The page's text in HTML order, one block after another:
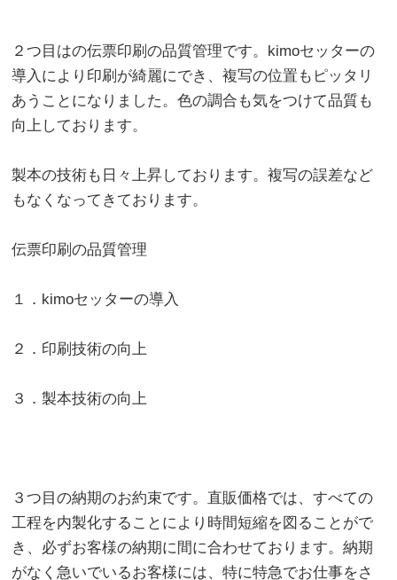
２つ目はの伝票印刷の品質管理です。kimoセッターの
導入により印刷が綺麗にでき、複写の位置もピッタリ
あうことになりました。色の調合も気をつけて品質も
向上しております。
製本の技術も日々上昇しております。複写の誤差など
もなくなってきております。
伝票印刷の品質管理
１．kimoセッターの導入
２．印刷技術の向上
３．製本技術の向上
３つ目の納期のお約束です。直販価格では、すべての
工程を内製化することにより時間短縮を図ることがで
き、必ずお客様の納期に間に合わせております。納期
がなく急いでいるお客様には、特に特急でお仕事をさ